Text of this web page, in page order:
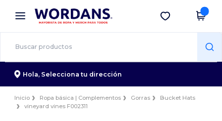
× App de Wordans
¡Mejores precios en app!
Descargar app
Hola, Selecciona tu dirección
Inicio Ropa básica | Complementos Gorras
Bucket Hats
vineyard vines F002311